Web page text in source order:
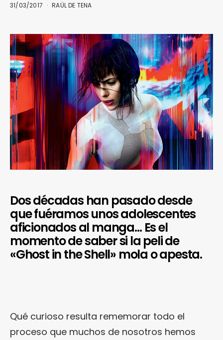
31/03/2017 RAÜL DE TENA
Dos décadas han pasado desde
que fuéramos unos adolescentes
aficionados al manga… Es el
momento de saber si la peli de
«Ghost in the Shell» mola o apesta.
Qué curioso resulta rememorar todo el
proceso que muchos de nosotros hemos